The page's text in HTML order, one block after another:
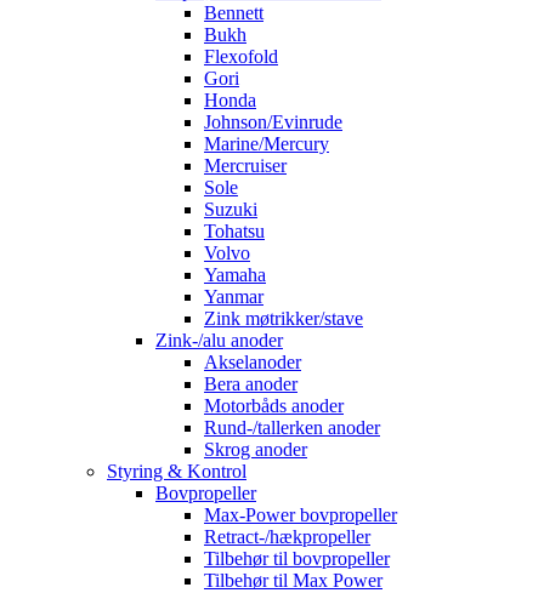
Bennett
Bukh
Flexofold
Gori
Honda
Johnson/Evinrude
Marine/Mercury
Mercruiser
Sole
Suzuki
Tohatsu
Volvo
Yamaha
Yanmar
Zink møtrikker/stave
Zink-/alu anoder
Akselanoder
Bera anoder
Motorbåds anoder
Rund-/tallerken anoder
Skrog anoder
Styring & Kontrol
Bovpropeller
Max-Power bovpropeller
Retract-/hækpropeller
Tilbehør til bovpropeller
Tilbehør til Max Power